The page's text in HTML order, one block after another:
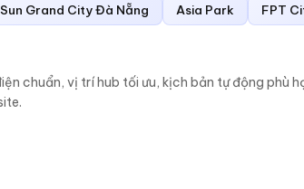
Sun Grand City Đà Nẵng Asia Park FPT
chuẩn, vị trí hub tối ưu, kịch bản tự động phù